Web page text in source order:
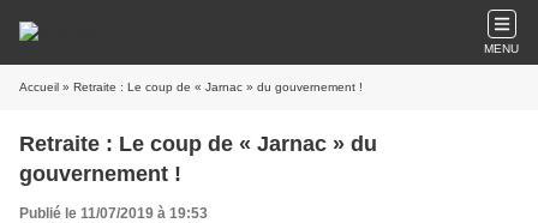
MENU
Accueil » Retraite : Le coup de « Jarnac » du gouvernement !
Retraite : Le coup de « Jarnac » du
gouvernement !
Publié le 11/07/2019 à 19:53